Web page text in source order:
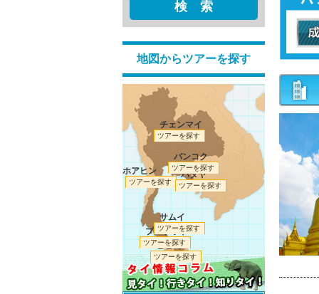
検 索
地図からツアーを探す
チェンマイ
ツアーを探す
バンコク
ツアーを探す
ホアヒン
ツアーを探す
パタヤ
ツアーを探す
サムイ
ツアーを探す
プーケット
ツアーを探す
ピピ島
ツアーを探す